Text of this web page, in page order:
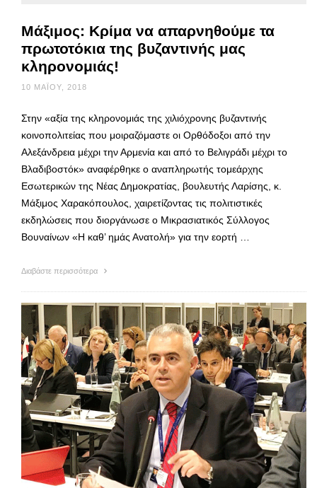
Μάξιμος: Κρίμα να απαρνηθούμε τα
πρωτοτόκια της βυζαντινής μας
κληρονομιάς!
10 ΜΑΪ́ΟΥ, 2018
Στην «αξία της κληρονομιάς της χιλιόχρονης βυζαντινής
κοινοπολιτείας που μοιραζόμαστε οι Ορθόδοξοι από την
Αλεξάνδρεια μέχρι την Αρμενία και από το Βελιγράδι μέχρι το
Βλαδιβοστόκ» αναφέρθηκε ο αναπληρωτής τομεάρχης
Εσωτερικών της Νέας Δημοκρατίας, βουλευτής Λαρίσης, κ.
Μάξιμος Χαρακόπουλος, χαιρετίζοντας τις πολιτιστικές
εκδηλώσεις που διοργάνωσε ο Μικρασιατικός Σύλλογος
Βουναίνων «Η καθ’ ημάς Ανατολή» για την εορτή …
Διαβάστε περισσότερα